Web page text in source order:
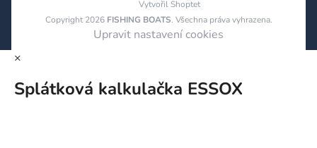
Vytvořil Shoptet
Copyright 2026 FISHING BOATS. Všechna práva vyhrazena.
Upravit nastavení cookies
×
Splátková kalkulačka ESSOX